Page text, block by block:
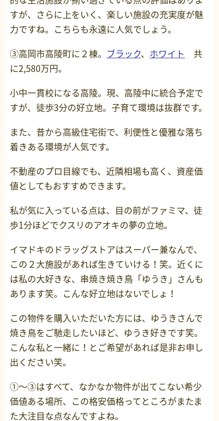
すが、さらに上をいく、楽しい施設の充実度が魅
力ですね。こちらも永遠に人気でしょう。
③高岡市高陵町に２棟。 ブラック、 ホワイト
共
に2,580万円。
小中一貫校になる高陵。現、高陵中に統合予定で
すが、徒歩3分の好立地。子育て環境は抜群です。
また、昔から高級住宅街で、利便性と優雅な落ち
着きある環境が人気です。
不動産のプロ目線でも、近隣相場も高く、資産価
値としてもおすすめできます。
私が気に入っている点は、目の前がファミマ、徒
歩1分ほどでクスリのアオキの夢の立地。
イマドキのドラッグストアはスーパー兼なんで、
この２大施設があれば生きていける！笑。近くに
は私の大好きな、串焼き焼き鳥「ゆうき」さんも
あります笑。こんな好立地はないでしょ！
この物件を購入いただいた方には、ゆうきさんで
焼き鳥をご馳走したいほど、ゆうき好きです笑。
こんな私と一緒に！とご希望があれば是非お申し
出ください笑。
①～③はすべて、なかなか物件が出てこない希少
価値ある場所、この格安価格ってところがまたま
た大注目な点なんですよね。